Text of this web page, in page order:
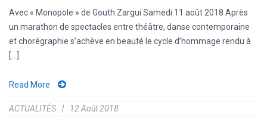
Avec « Monopole » de Gouth Zargui Samedi 11 août 2018 Après
un marathon de spectacles entre théâtre, danse contemporaine
et chorégraphie s’achève en beauté le cycle d’hommage rendu à
[...]
Read More
ACTUALITÉS 12 Août 2018